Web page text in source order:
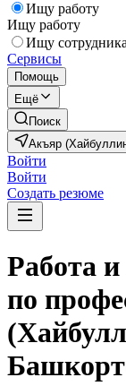
Ищу работу
Ищу работу
Ищу сотрудника
Сервисы
Помощь
Ещё
Поиск
Акъяр
Войти
Войти
Создать резюме
Работа
по